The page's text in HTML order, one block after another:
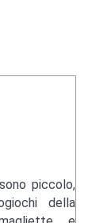
piccolo,
della